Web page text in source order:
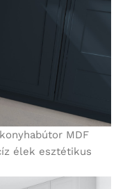
MDF
élek esztétikus